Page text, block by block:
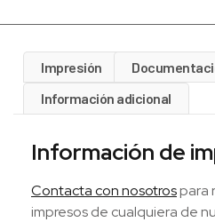
Impresión
Información adicional
Información de
Contacta con nosotrospara
impresos de cualquiera de